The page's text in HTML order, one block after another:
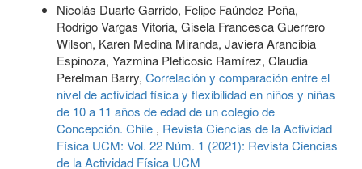
Nicolás Duarte Garrido, Felipe Faúndez Peña,
Rodrigo Vargas Vitoria, Gisela Francesca Guerrero
Wilson, Karen Medina Miranda, Javiera Arancibia
Espinoza, Yazmina Pleticosic Ramírez, Claudia
Perelman Barry, Correlación y comparación entre el
nivel de actividad física y flexibilidad en niños y niñas
de 10 a 11 años de edad de un colegio de
Concepción. Chile , Revista Ciencias de la Actividad
Física UCM: Vol. 22 Núm. 1 (2021): Revista Ciencias
de la Actividad Física UCM